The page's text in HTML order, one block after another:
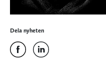
Dela nyheten